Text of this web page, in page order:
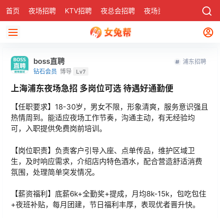
首页 夜场招聘 KTV招聘 夜总会招聘 夜场资讯 社区
boss直聘
钻石会员 博导 Lv7
浦东招聘
上海浦东夜场急招 多岗位可选 待遇好通勤便
【任职要求】18-30岁，男女不限，形象清爽，服务意识强且
热情周到。能适应夜场工作节奏，沟通主动，有无经验均
可，入职提供免费岗前培训。
【岗位职责】负责客户引导入座、点单传品，维护区域卫
生，及时响应需求，介绍店内特色酒水，配合营造舒适消费
氛围，处理简单突发情况。
【薪资福利】底薪6k+全勤奖+提成，月均8k-15k，包吃包住
+夜班补贴，每月团建，节日福利丰厚，表现优者晋升快。